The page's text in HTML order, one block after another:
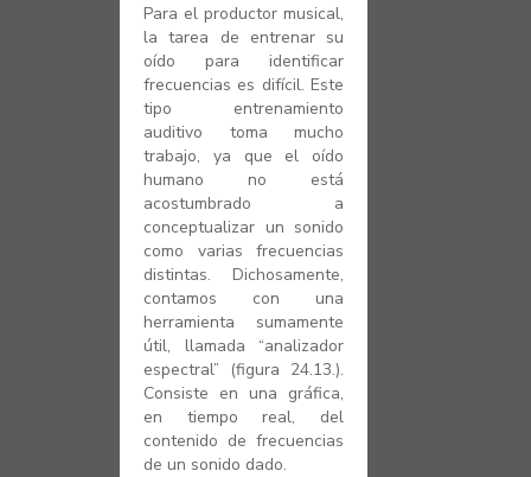
Para el productor musical,
la tarea de entrenar su
oído para identificar
frecuencias es difícil. Este
tipo entrenamiento
auditivo toma mucho
trabajo, ya que el oído
humano no está
acostumbrado a
conceptualizar un sonido
como varias frecuencias
distintas. Dichosamente,
contamos con una
herramienta sumamente
útil, llamada “analizador
espectral” (figura 24.13.).
Consiste en una gráfica,
en tiempo real, del
contenido de frecuencias
de un sonido dado.